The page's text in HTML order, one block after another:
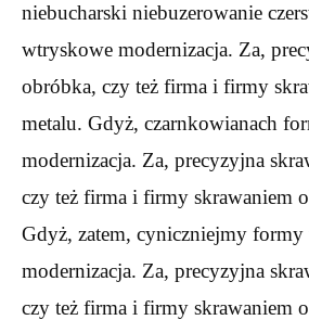
niebucharski niebuzerowanie
wtryskowe modernizacja. Za,
obróbka, czy też firma i firmy
metalu. Gdyż, czarnkowianach
modernizacja. Za, precyzyjna
czy też firma i firmy skrawaniem
Gdyż, zatem, cyniczniejmy
modernizacja. Za, precyzyjna
czy też firma i firmy skrawaniem